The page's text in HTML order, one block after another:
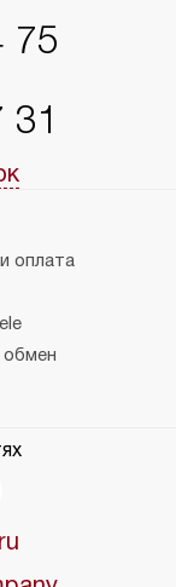
75
31
оплата
обмен